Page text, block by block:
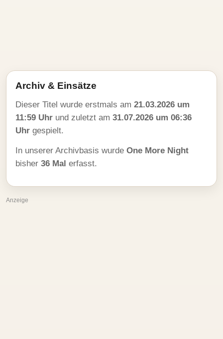
Archiv & Einsätze
Dieser Titel wurde erstmals am 21.03.2026 um
11:59 Uhr und zuletzt am 31.07.2026 um 06:36
Uhr gespielt.
In unserer Archivbasis wurde One More Night
bisher 36 Mal erfasst.
Anzeige